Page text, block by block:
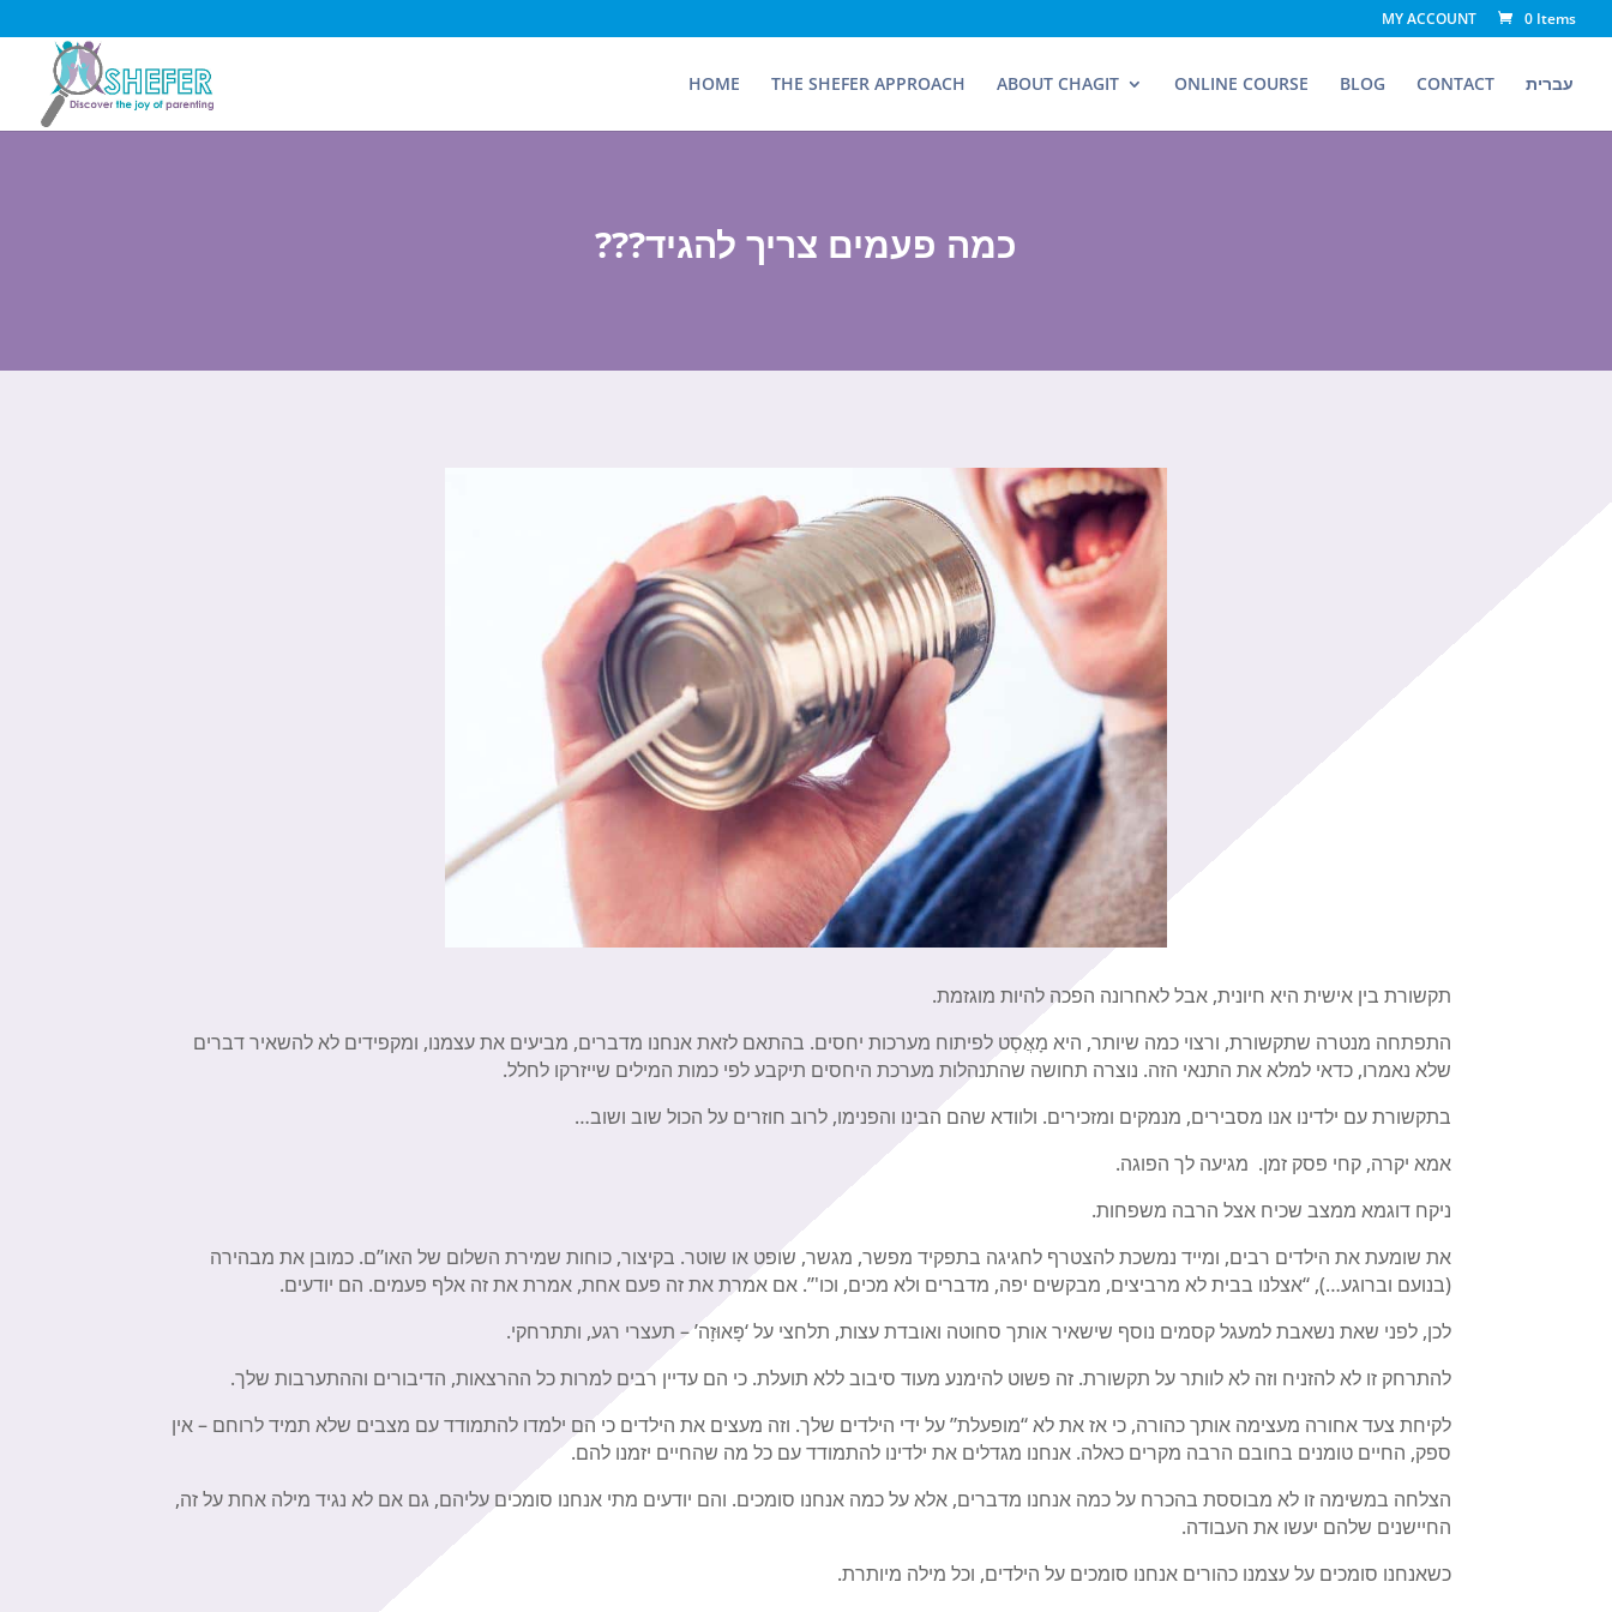
MY ACCOUNT 0 Items
HOME THE SHEFER APPROACH ABOUT CHAGIT ONLINE COURSE BLOG CONTACT עברית
כמה פעמים צריך להגיד???
תקשורת בין אישית היא חיונית, אבל לאחרונה הפכה להיות מוגזמת.
התפתחה מנטרה שתקשורת, ורצוי כמה שיותר, היא מָאֲסְט לפיתוח מערכות יחסים. בהתאם לזאת אנחנו מדברים, מביעים את עצמנו, ומקפידים לא להשאיר דברים
שלא נאמרו, כדאי למלא את התנאי הזה. נוצרה תחושה שהתנהלות מערכת היחסים תיקבע לפי כמות המילים שייזרקו לחלל.
בתקשורת עם ילדינו אנו מסבירים, מנמקים ומזכירים. ולוודא שהם הבינו והפנימו, לרוב חוזרים על הכול שוב ושוב…
אמא יקרה, קחי פסק זמן. מגיעה לך הפוגה.
ניקח דוגמא ממצב שכיח אצל הרבה משפחות.
את שומעת את הילדים רבים, ומייד נמשכת להצטרף לחגיגה בתפקיד מפשר, מגשר, שופט או שוטר. בקיצור, כוחות שמירת השלום של האו”ם. כמובן את מבהירה
(בנועם וברוגע…), “אצלנו בבית לא מרביצים, מבקשים יפה, מדברים ולא מכים, וכו'”. אם אמרת את זה פעם אחת, אמרת את זה אלף פעמים. הם יודעים.
לכן, לפני שאת נשאבת למעגל קסמים נוסף שישאיר אותך סחוטה ואובדת עצות, תלחצי על ‘פָּאוּזָה’ – תעצרי רגע, ותתרחקי.
להתרחק זו לא להזניח וזה לא לוותר על תקשורת. זה פשוט להימנע מעוד סיבוב ללא תועלת. כי הם עדיין רבים למרות כל ההרצאות, הדיבורים וההתערבות שלך.
לקיחת צעד אחורה מעצימה אותך כהורה, כי אז את לא “מופעלת” על ידי הילדים שלך. וזה מעצים את הילדים כי הם ילמדו להתמודד עם מצבים שלא תמיד לרוחם – אין
ספק, החיים טומנים בחובם הרבה מקרים כאלה. אנחנו מגדלים את ילדינו להתמודד עם כל מה שהחיים יזמנו להם.
הצלחה במשימה זו לא מבוססת בהכרח על כמה אנחנו מדברים, אלא על כמה אנחנו סומכים. והם יודעים מתי אנחנו סומכים עליהם, גם אם לא נגיד מילה אחת על זה,
החיישנים שלהם יעשו את העבודה.
כשאנחנו סומכים על עצמנו כהורים אנחנו סומכים על הילדים, וכל מילה מיותרת.